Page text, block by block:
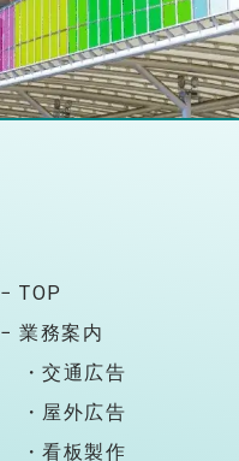
− TOP
− 業務案内
・交通広告
・屋外広告
・看板製作